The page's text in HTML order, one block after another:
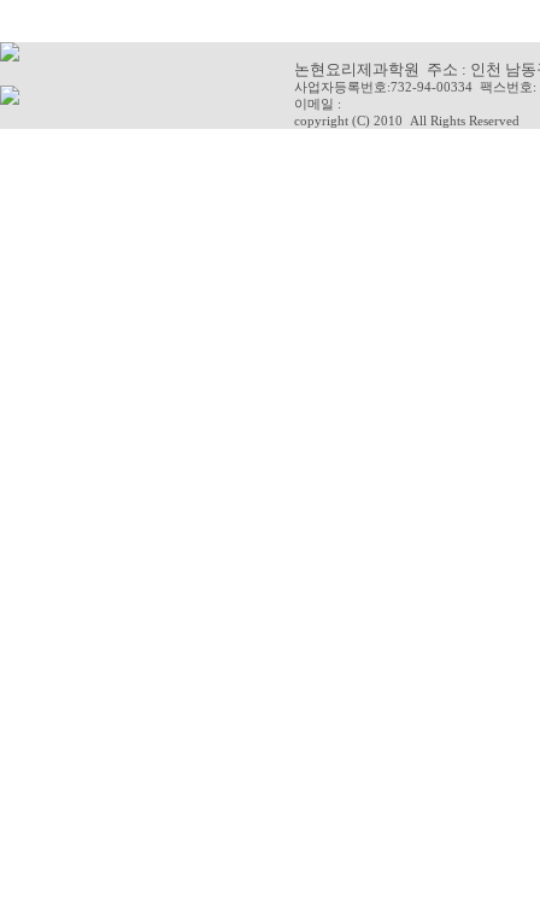
논현요리제과학원 주소 : 인천 남
사업자등록번호:732-94-00334 팩스번
이메일 :
copyright (C) 2010
All Rights Reserved